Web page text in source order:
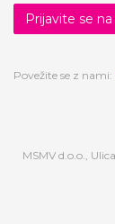
Prijavite se
Povežite se z nami:
MSMV d.o.o.,